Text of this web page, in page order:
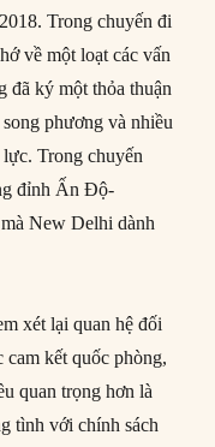
Trong chuyến đi
về một loạt các vấn
đã ký một thỏa thuận
phương và nhiều
lực. Trong chuyến
đỉnh Ấn Độ-
New Delhi dành
xét lại quan hệ đối
cam kết quốc phòng,
quan trọng hơn là
tình với chính sách